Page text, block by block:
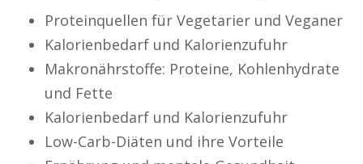
Proteinquellen für Vegetarier und Veganer
Kalorienbedarf und Kalorienzufuhr
Makronährstoffe: Proteine, Kohlenhydrate
und Fette
Kalorienbedarf und Kalorienzufuhr
Low-Carb-Diäten und ihre Vorteile